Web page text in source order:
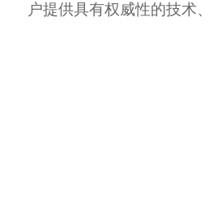
户提供具有权威性的技术